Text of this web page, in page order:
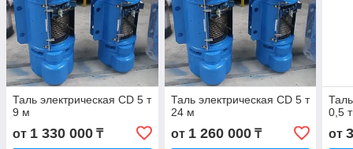
Таль электрическая CD 5 т
9 м
от 1 330 000 ₸
Таль электрическая CD 5 т
24 м
от 1 260 000₸
0,5
от